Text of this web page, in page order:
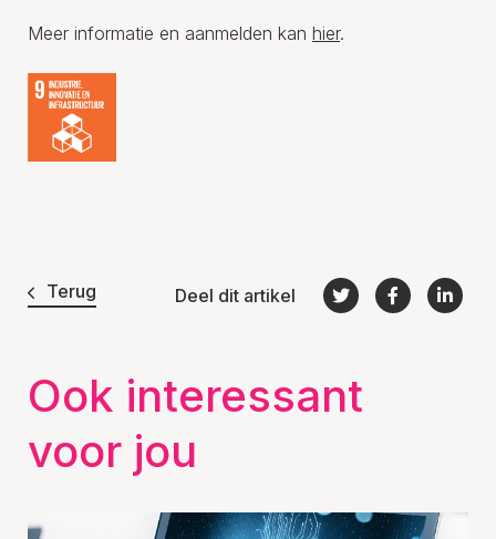
Meer informatie en aanmelden kan hier.
Terug Deel dit artikel
Ook interessant
voor jou